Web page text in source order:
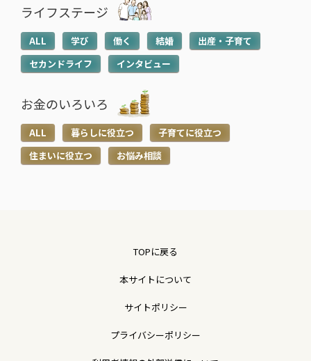
ライフステージ
ALL 学び 働く 結婚
出産・子育て
セカンドライフ
インタビュー
お金のいろいろ
ALL 暮らしに役立つ
子育てに役立つ
住まいに役立つ
お悩み相談
TOPに戻る
本サイトについて
サイトポリシー
プライバシーポリシー